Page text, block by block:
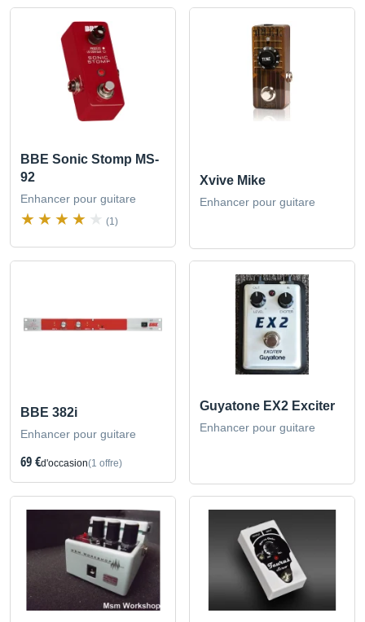
BBE Sonic Stomp MS-
92
Enhancer pour guitare
(1)
Xvive Mike
Enhancer pour guitare
BBE 382i
Enhancer pour guitare
69 €d'occasion(1 offre)
Guyatone EX2 Exciter
Enhancer pour guitare